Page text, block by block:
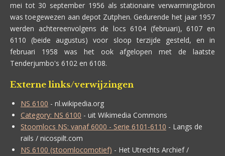
mei tot 30 september 1956 als stationaire verwarmingsbron
was toegewezen aan depot Zutphen. Gedurende het jaar 1957
werden achtereenvolgens de locs 6104 (februari), 6107 en
6110 (beide augustus) voor sloop terzijde gesteld, en in
februari 1958 was het ook afgelopen met de laatste
Tenderjumbo's 6102 en 6108.
Externe links/verwijzingen
NS 6100 - nl.wikipedia.org
Category: NS 6100 - uit Wikimedia Commons
Stoomlocs NS: vanaf 6000 - Serie 6101-6110 - Langs de
rails / nicospilt.com
NS 6100 (stoomlocomotief) - Het Utrechts Archief /